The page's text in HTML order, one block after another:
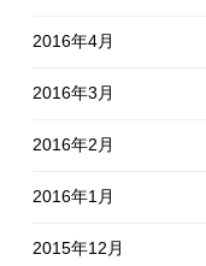
2016年4月
2016年3月
2016年2月
2016年1月
2015年12月